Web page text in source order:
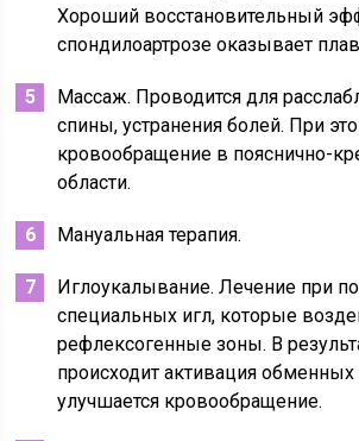
Хороший восстановительный
спондилоартрозе оказывает
Массаж. Проводится для
спины, устранения болей. При
кровообращение в пояснично-
области.
Мануальная терапия.
Иглоукалывание. Лечение при
специальных игл, которые
рефлексогенные зоны. В
происходит активация
улучшается кровообращение.